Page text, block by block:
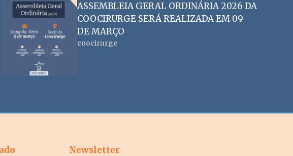
ASSEMBLEIA GERAL ORDINÁRIA 2026 DA
COOCIRURGE SERÁ REALIZADA EM 09
DE MARÇO
coocirurge
Newsletter